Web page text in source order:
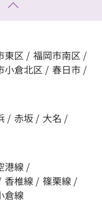
東区 / 福岡市南区 /
小倉北区 / 春日市 /
/ 赤坂 / 大名 /
港線 /
香椎線 / 篠栗線 /
倉線